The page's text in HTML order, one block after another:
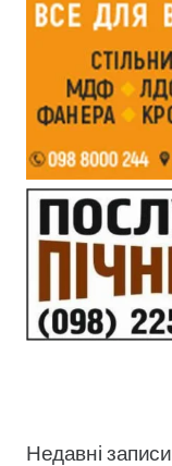
Недавні записи